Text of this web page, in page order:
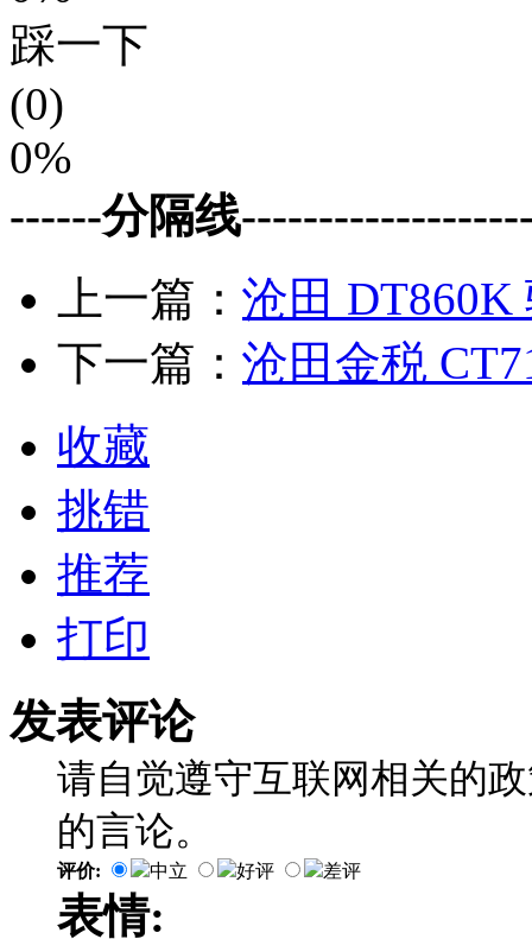
踩一下
(0)
0%
------分隔线
上一篇： 沧田 DT860K
下一篇： 沧田金税
收藏
挑错
推荐
打印
发表评论
请自觉遵守互联网相关的
的言论。
评价: 中立 好评 差评
表情: